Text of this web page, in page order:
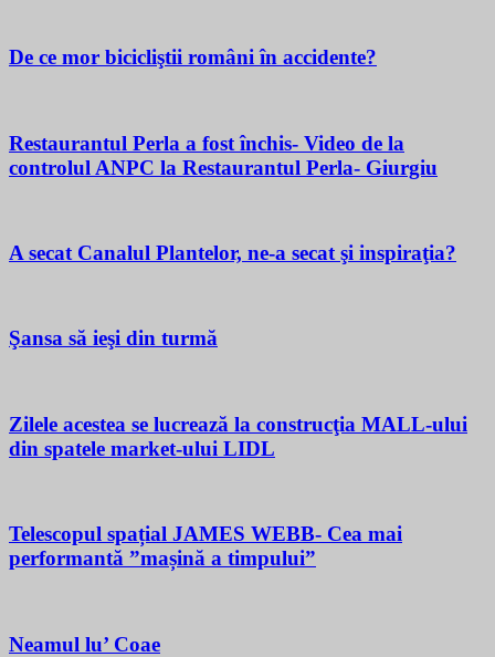
De ce mor bicicliştii români în accidente?
Restaurantul Perla a fost închis- Video de la
controlul ANPC la Restaurantul Perla- Giurgiu
A secat Canalul Plantelor, ne-a secat şi inspiraţia?
Şansa să ieşi din turmă
Zilele acestea se lucrează la construcţia MALL-ului
din spatele market-ului LIDL
Telescopul spațial JAMES WEBB- Cea mai
performantă ”mașină a timpului”
Neamul lu’ Coae